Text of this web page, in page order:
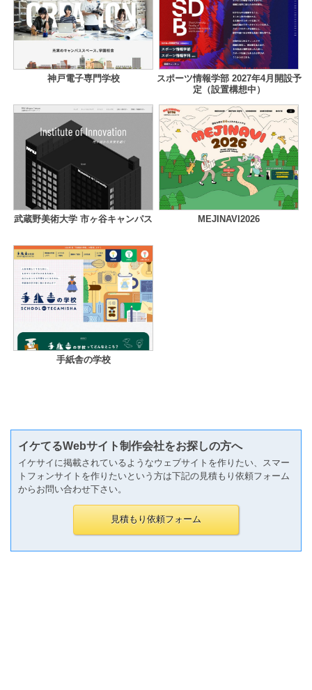
神戸電子専門学校
スポーツ情報学部 2027年4月開設予
定（設置構想中）
武蔵野美術大学 市ヶ谷キャンパス MEJINAVI2026
手紙舎の学校
イケてるWebサイト制作会社をお探しの方へ
イケサイに掲載されているようなウェブサイトを作りたい、スマー
トフォンサイトを作りたいという方は下記の見積もり依頼フォーム
からお問い合わせ下さい。